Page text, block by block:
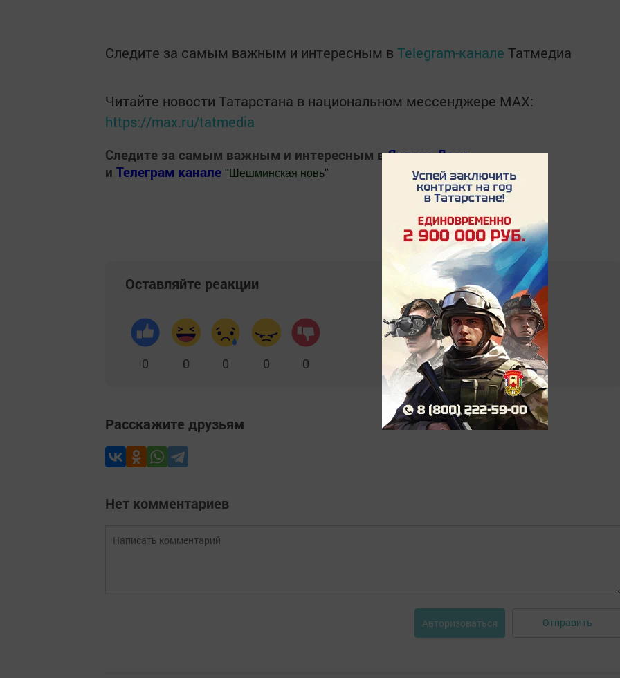
Следите за самым важным и интересным в Telegram-канале Татмедиа
Читайте новости Татарстана в национальном мессенджере MАХ:
https://max.ru/tatmedia
Следите за самым важным и интересным вЯндекс Дзен
и Телеграм канале " Шешминская новь"
Оставляйте реакции
0 0 0 0 0
Расскажите друзьям
Нет комментариев
Авторизоваться Отправить